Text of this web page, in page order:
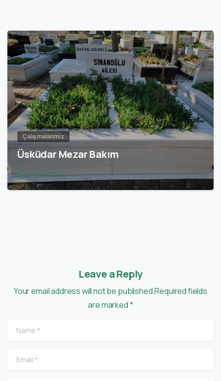
2
Çalışmalarımız
Üsküdar Mezar Bakım
20 Mart 2024
Leave a Reply
Your email address will not be published.Required fields
are marked *
Name
Email